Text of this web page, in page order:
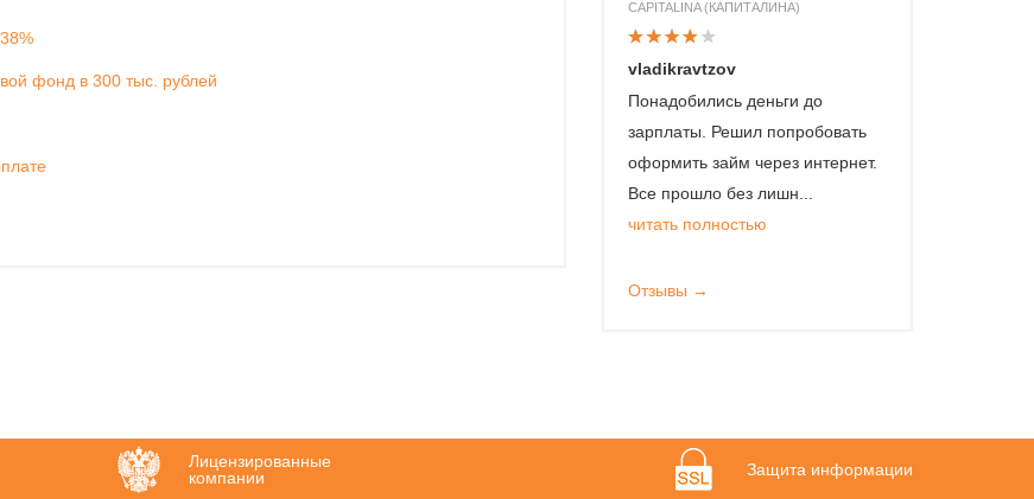
фонд в 300 тыс. рублей
CAPITALINA (КАПИТАЛИНА)
vladikravtzov
Понадобились деньги до
зарплаты. Решил попробовать
оформить займ через интернет.
Все прошло без лишн...
читать полностью
Отзывы →
Лицензированные
компании
Защита информации